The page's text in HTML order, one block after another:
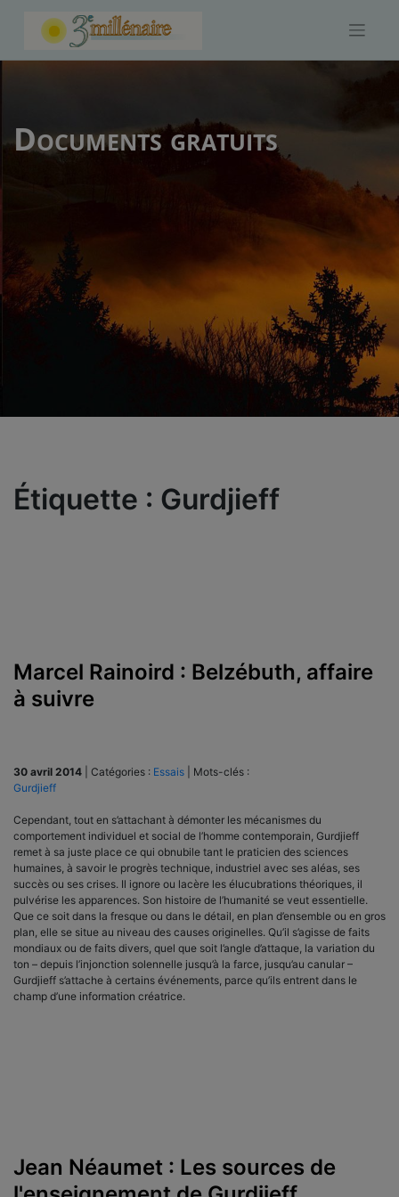
Documents gratuits
Étiquette : Gurdjieff
Marcel Rainoird : Belzébuth, affaire
à suivre
30 avril 2014 Catégories : Essais
Mots-clés :
Gurdjieff
Cependant, tout en s’attachant à démonter les mécanismes du
comportement individuel et social de l’homme contemporain, Gurdjieff
remet à sa juste place ce qui obnubile tant le praticien des sciences
humaines, à savoir le progrès technique, industriel avec ses aléas, ses
succès ou ses crises. Il ignore ou lacère les élucubrations théoriques, il
pulvérise les apparences. Son histoire de l’humanité se veut essentielle.
Que ce soit dans la fresque ou dans le détail, en plan d’ensemble ou en gros
plan, elle se situe au niveau des causes originelles. Qu’il s’agisse de faits
mondiaux ou de faits divers, quel que soit l’angle d’attaque, la variation du
ton – depuis l’injonction solennelle jusqu’à la farce, jusqu’au canular –
Gurdjieff s’attache à certains événements, parce qu’ils entrent dans le
champ d’une information créatrice.
Jean Néaumet : Les sources de